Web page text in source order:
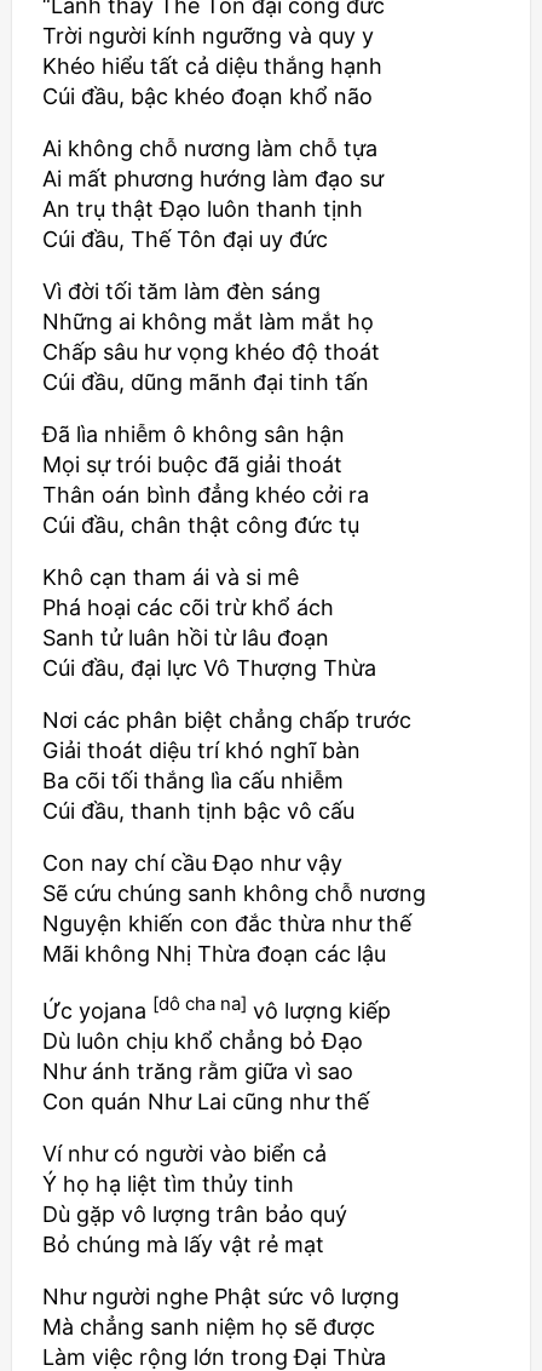
“Lành thay Thế Tôn đại công đức
Trời người kính ngưỡng và quy y
Khéo hiểu tất cả diệu thắng hạnh
Cúi đầu, bậc khéo đoạn khổ não
Ai không chỗ nương làm chỗ tựa
Ai mất phương hướng làm đạo sư
An trụ thật Đạo luôn thanh tịnh
Cúi đầu, Thế Tôn đại uy đức
Vì đời tối tăm làm đèn sáng
Những ai không mắt làm mắt họ
Chấp sâu hư vọng khéo độ thoát
Cúi đầu, dũng mãnh đại tinh tấn
Đã lìa nhiễm ô không sân hận
Mọi sự trói buộc đã giải thoát
Thân oán bình đẳng khéo cởi ra
Cúi đầu, chân thật công đức tụ
Khô cạn tham ái và si mê
Phá hoại các cõi trừ khổ ách
Sanh tử luân hồi từ lâu đoạn
Cúi đầu, đại lực Vô Thượng Thừa
Nơi các phân biệt chẳng chấp trước
Giải thoát diệu trí khó nghĩ bàn
Ba cõi tối thắng lìa cấu nhiễm
Cúi đầu, thanh tịnh bậc vô cấu
Con nay chí cầu Đạo như vậy
Sẽ cứu chúng sanh không chỗ nương
Nguyện khiến con đắc thừa như thế
Mãi không Nhị Thừa đoạn các lậu
Ức yojana [dô cha na] vô lượng kiếp
Dù luôn chịu khổ chẳng bỏ Đạo
Như ánh trăng rằm giữa vì sao
Con quán Như Lai cũng như thế
Ví như có người vào biển cả
Ý họ hạ liệt tìm thủy tinh
Dù gặp vô lượng trân bảo quý
Bỏ chúng mà lấy vật rẻ mạt
Như người nghe Phật sức vô lượng
Mà chẳng sanh niệm họ sẽ được
Làm việc rộng lớn trong Đại Thừa